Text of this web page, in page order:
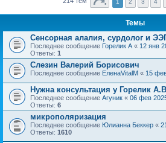
Темы
Сенсорная алалия, сурдолог и
Последнее сообщение Горелик А « 12 янв
Ответы: 1
Слезин Валерий Борисович
Последнее сообщение ЕленаVitalM « 15
Нужна консультация у Горелик
Последнее сообщение Агуник « 06 фев
Ответы: 6
микрополяризация
Последнее сообщение Юлианна Беккер «
Ответы: 1610